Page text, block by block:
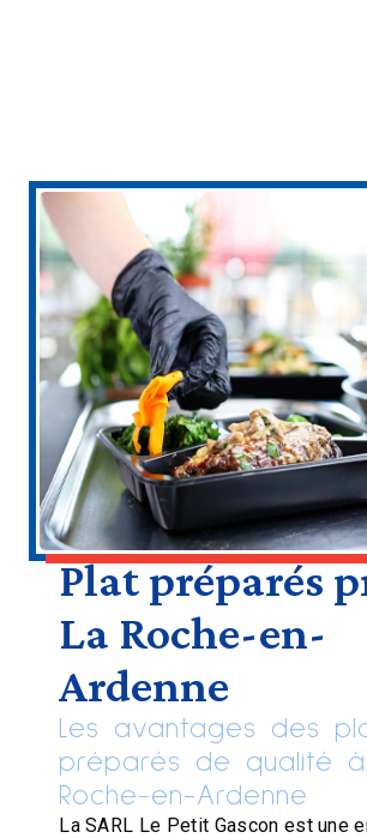
Plat préparés
La Roche-en-
Ardenne
Les avantages des
préparés de qualité à
Roche-en-Ardenne
La SARL Le Petit Gascon est une